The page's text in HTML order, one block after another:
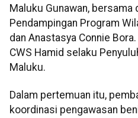
Maluku Gunawan, bersama
Pendampingan Program
dan Anastasya Connie
CWS Hamid selaku
Maluku.
Dalam pertemuan itu,
koordinasi pengawasan